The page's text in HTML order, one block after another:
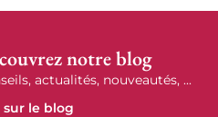
notre blog
actualités, nouveautés, ...
sur le blog